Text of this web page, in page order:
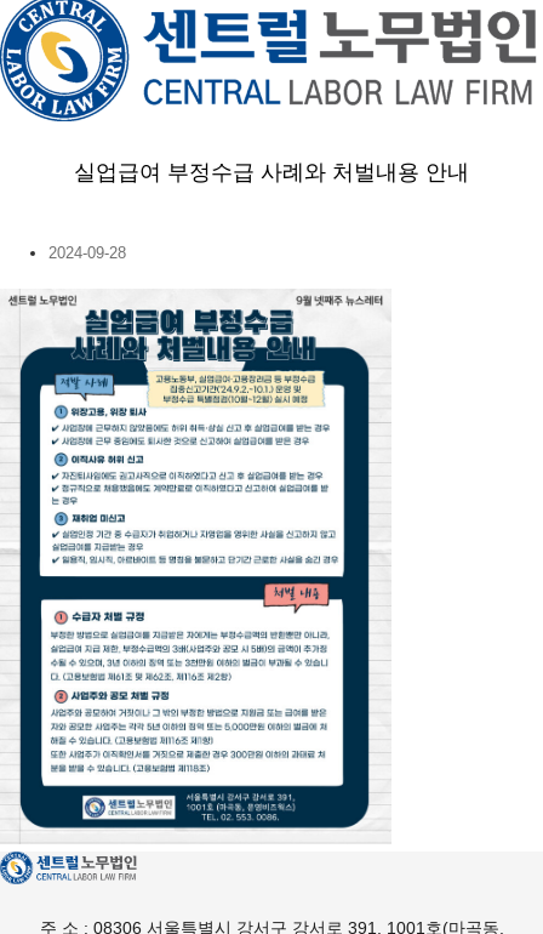
실업급여 부정수급 사례와 처벌내용 안내
2024-09-28
주 소 : 08306 서울특별시 강서구 강서로 391, 1001호(마곡동,